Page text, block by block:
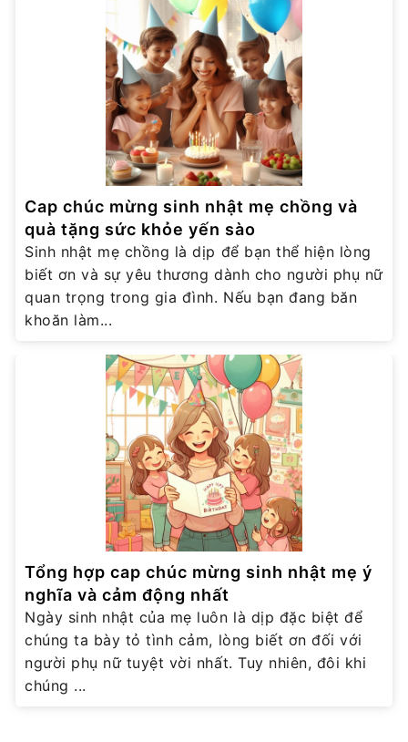
Cap chúc mừng sinh nhật mẹ chồng và
quà tặng sức khỏe yến sào
Sinh nhật mẹ chồng là dịp để bạn thể hiện lòng
biết ơn và sự yêu thương dành cho người phụ nữ
quan trọng trong gia đình. Nếu bạn đang băn
khoăn làm...
Tổng hợp cap chúc mừng sinh nhật mẹ ý
nghĩa và cảm động nhất
Ngày sinh nhật của mẹ luôn là dịp đặc biệt để
chúng ta bày tỏ tình cảm, lòng biết ơn đối với
người phụ nữ tuyệt vời nhất. Tuy nhiên, đôi khi
chúng ...